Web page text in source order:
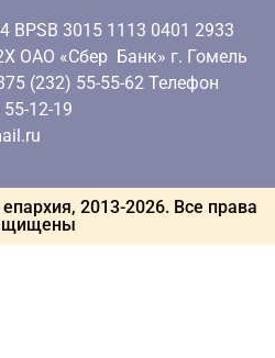
BPSB 3015 1113 0401 2933
ОАО «Сбер Банк» г. Гомель
(232) 55-55-62 Телефон
12-19
2013-2026. Все права